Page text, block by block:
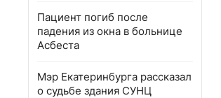
Пациент погиб после
падения из окна в больнице
Асбеста
Мэр Екатеринбурга рассказал
о судьбе здания СУНЦ